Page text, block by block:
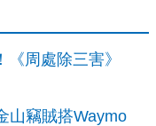
《周處除三害》
山竊賊搭Waymo